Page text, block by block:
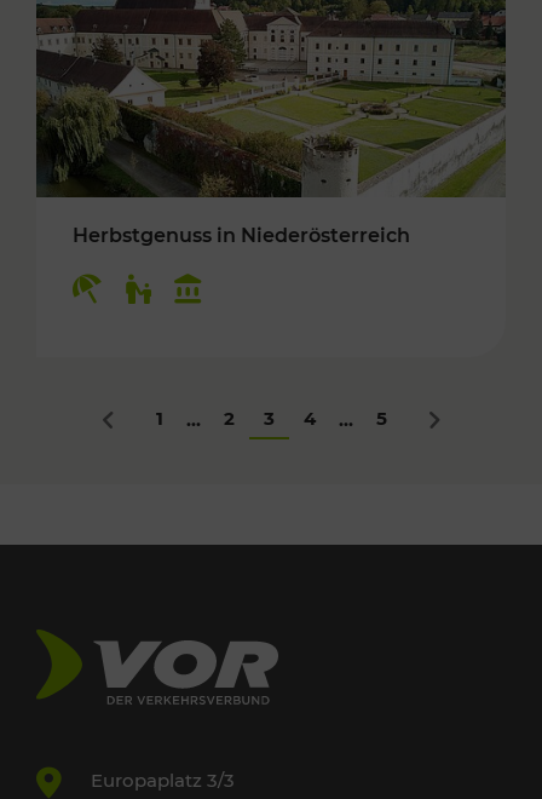
Herbstgenuss in Niederösterreich
Zurück
1 ... 2 3 4 ... 5 Nächstes
Europaplatz 3/3